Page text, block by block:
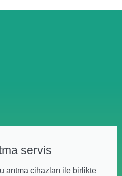
servis
arıtma cihazları ile birlikte